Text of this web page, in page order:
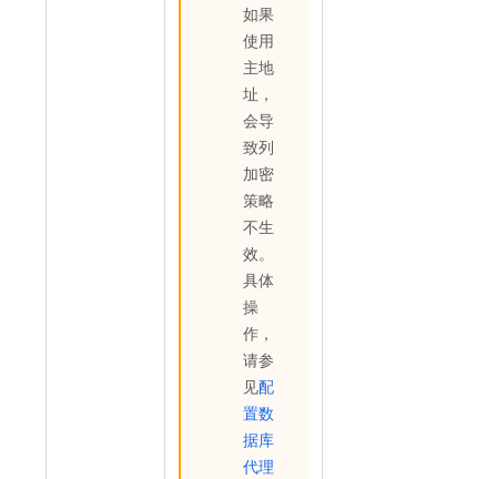
如果
使用
主地
址，
会导
致列
加密
策略
不生
效。
具体
操
作，
请参
见配
置数
据库
代理